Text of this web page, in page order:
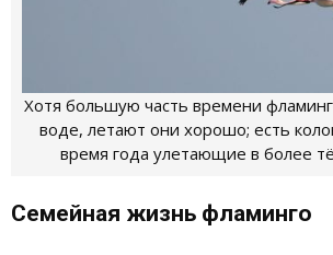
Хотя большую часть времени
воде, летают они хорошо; есть
время года улетающие в более
Семейная жизнь фламинго